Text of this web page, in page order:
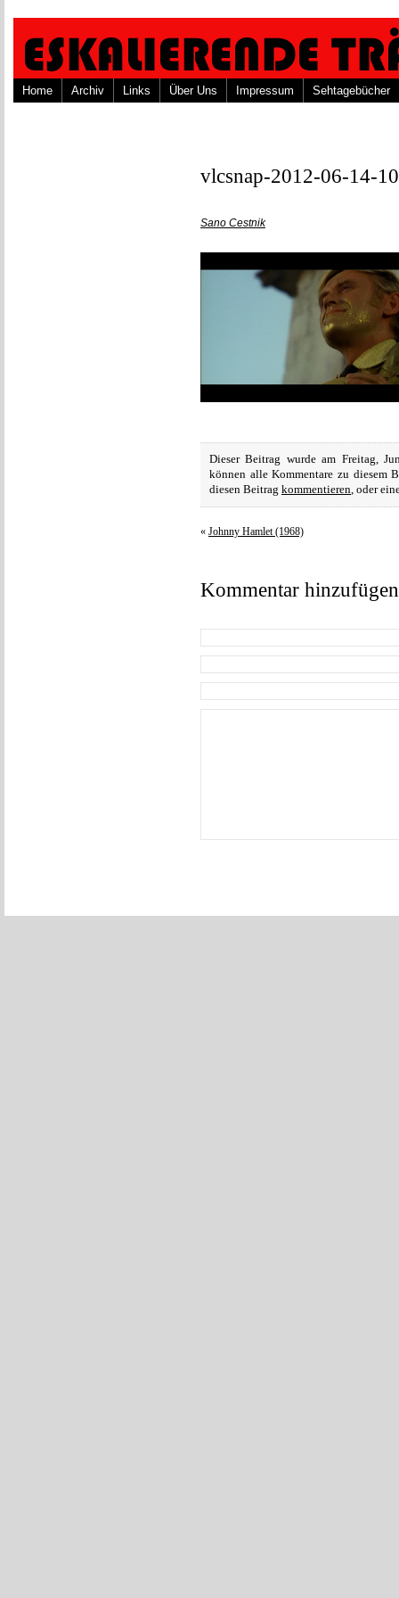
Home Archiv Links Über Uns Impressum Sehtagebücher
vlcsnap-2012-06-14-
Sano Cestnik
Dieser Beitrag wurde am Freitag,
können alle Kommentare zu diesem
diesen Beitrag kommentieren, oder
« Johnny Hamlet (1968)
Kommentar hinzufügen